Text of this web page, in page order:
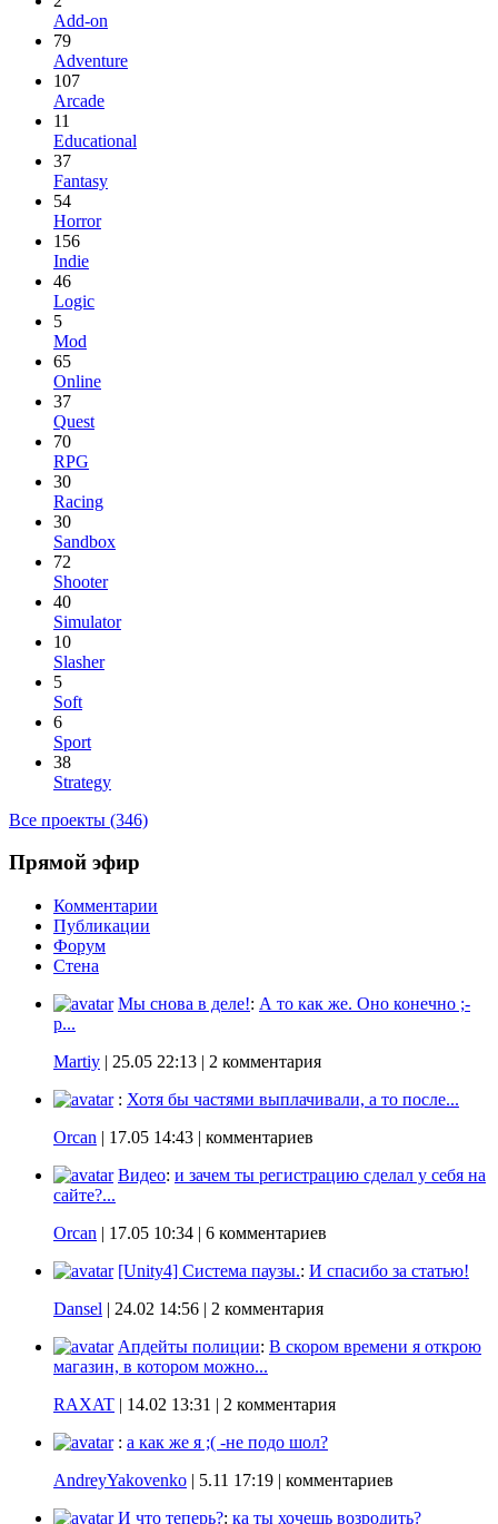
Add-on
79
Adventure
107
Arcade
11
Educational
37
Fantasy
54
Horror
156
Indie
46
Logic
5
Mod
65
Online
37
Quest
70
RPG
30
Racing
30
Sandbox
72
Shooter
40
Simulator
10
Slasher
5
Soft
6
Sport
38
Strategy
Все проекты (346)
Прямой эфир
Комментарии
Публикации
Форум
Стена
Мы снова в деле!: А то как же. Оно конечно ;-
p...
Martiy | 25.05 22:13 | 2 комментария
: Хотя бы частями выплачивали, а то после...
Orcan | 17.05 14:43 | комментариев
Видео: и зачем ты регистрацию сделал у себя на
сайте?...
Orcan | 17.05 10:34 | 6 комментариев
[Unity4] Система паузы.: И спасибо за статью!
Dansel | 24.02 14:56 | 2 комментария
Апдейты полиции: В скором времени я открою
магазин, в котором можно...
RAXAT | 14.02 13:31 | 2 комментария
: а как же я ;( -не подо шол?
AndreyYakovenko | 5.11 17:19 | комментариев
И что теперь?: ка ты хочешь возродить?